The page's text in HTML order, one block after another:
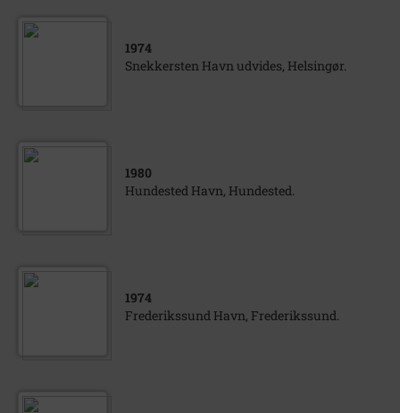
1974
Snekkersten Havn udvides, Helsingør.
1980
Hundested Havn, Hundested.
1974
Frederikssund Havn, Frederikssund.